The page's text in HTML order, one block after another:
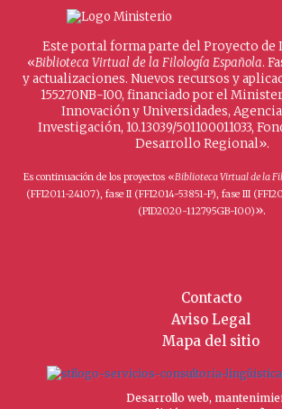
Este portal forma parte del Proyecto
«Biblioteca Virtual de la Filología Española.
y actualizaciones. Nuevos recursos y
155270NB-I00, financiado por el
Innovación y Universidades,
Investigación, 10.13039/501100011033,
Desarrollo Regional».
Es continuación de los proyectos «Biblioteca Virtual de la
(FFI2011-24107), fase II (FFI2014-53851-P), fase III
(PID2020-112795GB-I00)».
Contacto
Aviso Legal
Mapa del sitio
Desarrollo web,